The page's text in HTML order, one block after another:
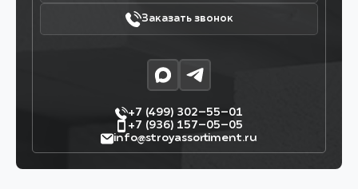
Заказать звонок
+7 (499) 302–55–01
+7 (936) 157–05–05
info@stroyassortiment.ru